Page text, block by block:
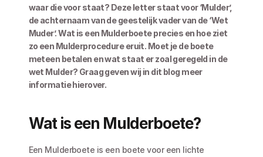
waar die voor staat? Deze letter staat voor ‘Mulder’,
de achternaam van de geestelijk vader van de ‘Wet
Muder’. Wat is een Mulderboete precies en hoe ziet
zo een Mulderprocedure eruit. Moet je de boete
meteen betalen en wat staat er zoal geregeld in de
wet Mulder? Graag geven wij in dit blog meer
informatie hierover.
Wat is een Mulderboete?
Een Mulderboete is een boete voor een lichte